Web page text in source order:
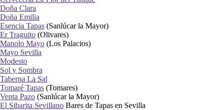
Doña Clara
Doña Emilia
Esencia Tapas (Sanlúcar la Mayor)
Er Traguito (Olivares)
Manolo Mayo (Los Palacios)
Mayo Sevilla
Modesto
Sol y Sombra
Taberna La Sal
Tomaré Tapas (Tomares)
Venta Pazo (Sanlúcar la Mayor)
El Sibarita Sevillano Bares de Tapas en Sevilla